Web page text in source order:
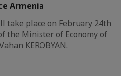
Armenia
take place on February 24th
the Minister of Economy of
KEROBYAN.